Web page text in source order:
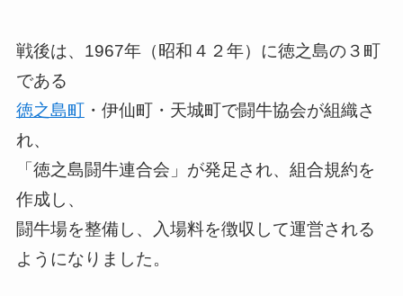
戦後は、1967年（昭和４２年）に徳之島の３町
である
徳之島町・伊仙町・天城町で闘牛協会が組織さ
れ、
「徳之島闘牛連合会」が発足され、組合規約を
作成し、
闘牛場を整備し、入場料を徴収して運営される
ようになりました。